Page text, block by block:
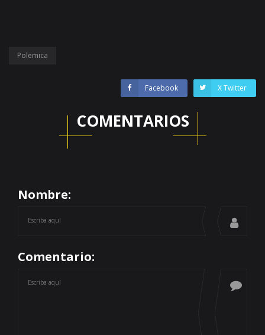
Polemica
Facebook X Twitter
COMENTARIOS
Nombre:
Comentario: